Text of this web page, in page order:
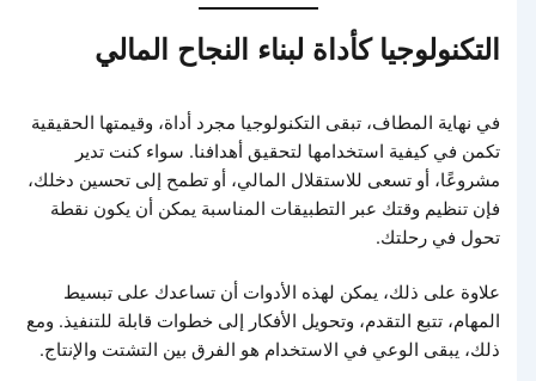
التكنولوجيا كأداة لبناء النجاح المالي
في نهاية المطاف، تبقى التكنولوجيا مجرد أداة، وقيمتها الحقيقية
تكمن في كيفية استخدامها لتحقيق أهدافنا. سواء كنت تدير
مشروعًا، أو تسعى للاستقلال المالي، أو تطمح إلى تحسين دخلك،
فإن تنظيم وقتك عبر التطبيقات المناسبة يمكن أن يكون نقطة
تحول في رحلتك.
علاوة على ذلك، يمكن لهذه الأدوات أن تساعدك على تبسيط
المهام، تتبع التقدم، وتحويل الأفكار إلى خطوات قابلة للتنفيذ. ومع
ذلك، يبقى الوعي في الاستخدام هو الفرق بين التشتت والإنتاج.